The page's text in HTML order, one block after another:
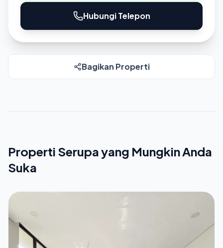
Hubungi Telepon
Bagikan Properti
Properti Serupa yang Mungkin Anda
Suka